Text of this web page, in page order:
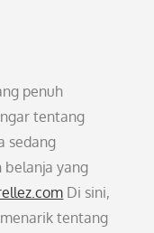
penuh
tentang
sedang
belanja yang
Di sini,
tentang